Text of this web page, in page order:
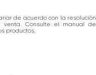
de acuerdo con la resolución
Consulte el manual de
productos.